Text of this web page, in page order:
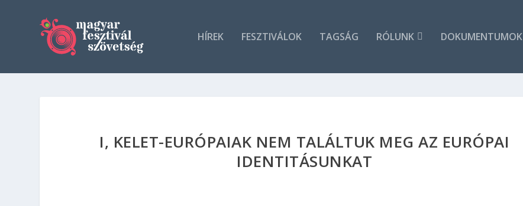
HÍREK FESZTIVÁLOK TAGSÁG RÓLUNK DOKUMENTUMOK
I, KELET-EURÓPAIAK NEM TALÁLTUK MEG AZ EURÓPAI
IDENTITÁSUNKAT